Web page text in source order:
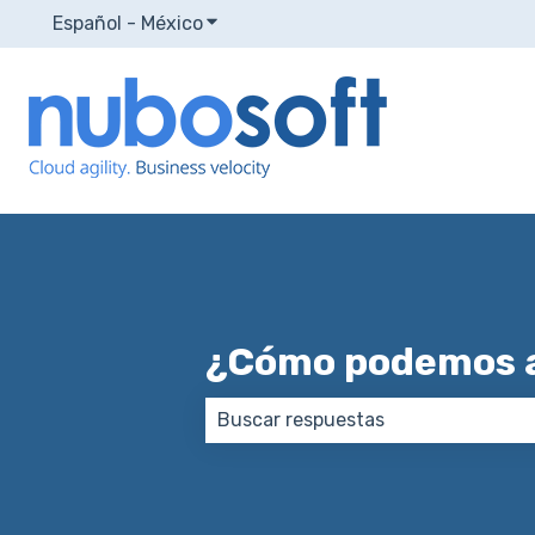
Español - MéxicoTraducciones de Mostrar submenú
¿Cómo